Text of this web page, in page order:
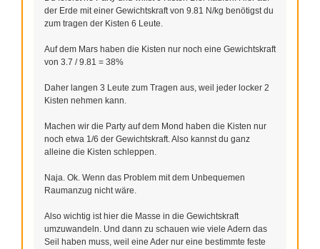
der Erde mit einer Gewichtskraft von 9.81 N/kg benötigst du
zum tragen der Kisten 6 Leute.
Auf dem Mars haben die Kisten nur noch eine Gewichtskraft
von 3.7 / 9.81 = 38%
Daher langen 3 Leute zum Tragen aus, weil jeder locker 2
Kisten nehmen kann.
Machen wir die Party auf dem Mond haben die Kisten nur
noch etwa 1/6 der Gewichtskraft. Also kannst du ganz
alleine die Kisten schleppen.
Naja. Ok. Wenn das Problem mit dem Unbequemen
Raumanzug nicht wäre.
Also wichtig ist hier die Masse in die Gewichtskraft
umzuwandeln. Und dann zu schauen wie viele Adern das
Seil haben muss, weil eine Ader nur eine bestimmte feste